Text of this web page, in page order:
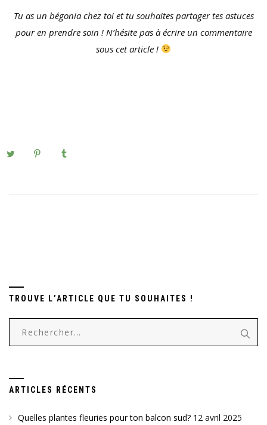
Tu as un bégonia chez toi et tu souhaites partager tes astuces
pour en prendre soin ! N’hésite pas à écrire un commentaire
sous cet article !
TROUVE L’ARTICLE QUE TU SOUHAITES !
ARTICLES RÉCENTS
Quelles plantes fleuries pour ton balcon sud? 12 avril 2025